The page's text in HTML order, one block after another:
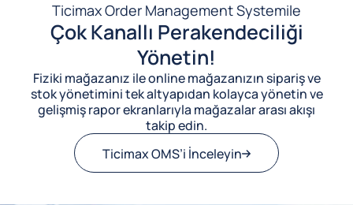
Ticimax Order Management Systemile
Çok Kanallı Perakendeciliği
Yönetin!
Fiziki mağazanız ile online mağazanızın sipariş ve
stok yönetimini tek altyapıdan kolayca yönetin ve
gelişmiş rapor ekranlarıyla mağazalar arası akışı
takip edin.
Ticimax OMS’i İnceleyin